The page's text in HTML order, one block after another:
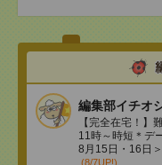
編集部イチオ
【完全在宅！】
11時～時短＊デ
8月15日・16日
(8/7UP!)